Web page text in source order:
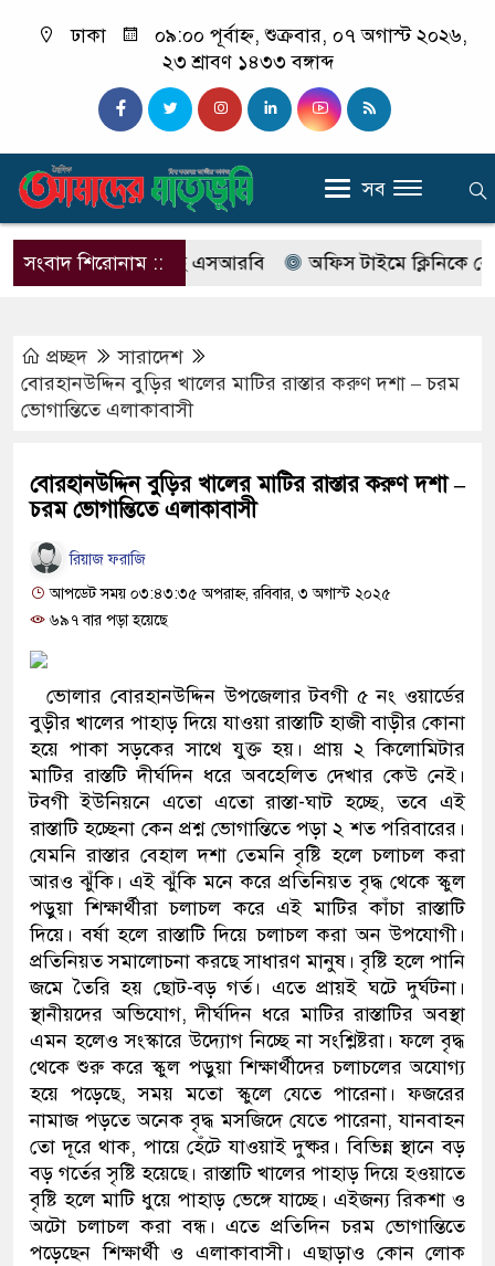
ঢাকা
০৯:০০ পূর্বাহ্ন, শুক্রবার, ০৭ অগাস্ট ২০২৬,
২৩ শ্রাবণ ১৪৩৩ বঙ্গাব্দ
সব
সংবাদ শিরোনাম ::
নাম বদলে আসছে এসআরবি অফিস টাইমে ক্লিনিকে রোগী
প্রচ্ছদ
সারাদেশ
বোরহানউদ্দিন বুড়ির খালের মাটির রাস্তার করুণ দশা – চরম
ভোগান্তিতে এলাকাবাসী
বোরহানউদ্দিন বুড়ির খালের মাটির রাস্তার করুণ দশা –
চরম ভোগান্তিতে এলাকাবাসী
রিয়াজ ফরাজি
আপডেট সময় ০৩:৪৩:৩৫ অপরাহ্ন, রবিবার, ৩ অগাস্ট ২০২৫
৬৯৭ বার পড়া হয়েছে
ভোলার বোরহানউদ্দিন উপজেলার টবগী ৫ নং ওয়ার্ডের
বুড়ীর খালের পাহাড় দিয়ে যাওয়া রাস্তাটি হাজী বাড়ীর কোনা
হয়ে পাকা সড়কের সাথে যুক্ত হয়। প্রায় ২ কিলোমিটার
মাটির রাস্তটি দীর্ঘদিন ধরে অবহেলিত দেখার কেউ নেই।
টবগী ইউনিয়নে এতো এতো রাস্তা-ঘাট হচ্ছে, তবে এই
রাস্তাটি হচ্ছেনা কেন প্রশ্ন ভোগান্তিতে পড়া ২ শত পরিবারের।
যেমনি রাস্তার বেহাল দশা তেমনি বৃষ্টি হলে চলাচল করা
আরও ঝুঁকি। এই ঝুঁকি মনে করে প্রতিনিয়ত বৃদ্ধ থেকে স্কুল
পড়ুয়া শিক্ষার্থীরা চলাচল করে এই মাটির কাঁচা রাস্তাটি
দিয়ে। বর্ষা হলে রাস্তাটি দিয়ে চলাচল করা অন উপযোগী।
প্রতিনিয়ত সমালোচনা করছে সাধারণ মানুষ। বৃষ্টি হলে পানি
জমে তৈরি হয় ছোট-বড় গর্ত। এতে প্রায়ই ঘটে দুর্ঘটনা।
স্থানীয়দের অভিযোগ, দীর্ঘদিন ধরে মাটির রাস্তাটির অবস্থা
এমন হলেও সংস্কারে উদ্যোগ নিচ্ছে না সংশ্লিষ্টরা। ফলে বৃদ্ধ
থেকে শুরু করে স্কুল পড়ুয়া শিক্ষার্থীদের চলাচলের অযোগ্য
হয়ে পড়েছে, সময় মতো স্কুলে যেতে পারেনা। ফজরের
নামাজ পড়তে অনেক বৃদ্ধ মসজিদে যেতে পারেনা, যানবাহন
তো দূরে থাক, পায়ে হেঁটে যাওয়াই দুষ্কর। বিভিন্ন স্থানে বড়
বড় গর্তের সৃষ্টি হয়েছে। রাস্তাটি খালের পাহাড় দিয়ে হওয়াতে
বৃষ্টি হলে মাটি ধুয়ে পাহাড় ভেঙ্গে যাচ্ছে। এইজন্য রিকশা ও
অটো চলাচল করা বন্ধ। এতে প্রতিদিন চরম ভোগান্তিতে
পড়েছেন শিক্ষার্থী ও এলাকাবাসী। এছাড়াও কোন লোক